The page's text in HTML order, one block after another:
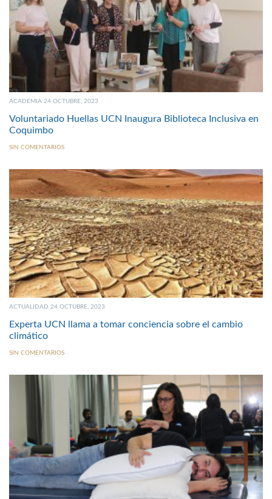
ACADEMIA 24 OCTUBRE, 2023
Voluntariado Huellas UCN Inaugura Biblioteca Inclusiva en
Coquimbo
SIN COMENTARIOS
ACTUALIDAD 24 OCTUBRE, 2023
Experta UCN llama a tomar conciencia sobre el cambio
climático
SIN COMENTARIOS